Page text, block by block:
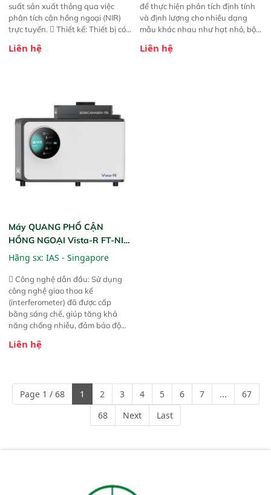
suất sản xuất thông qua việc
phân tích cận hồng ngoại (NIR)
trực tuyến.  Thiết kế: Thiết bị có
hỗ trợ tản nhiệt tăng cường và đã
liệu để tăng chỉ số ROI cho doanh
nghiệp.
Liên hệ
để thực hiện phân tích định tính
và định lượng cho nhiều dạng
mẫu khác nhau như hạt nhỏ, bột,
này cho phép bất kỳ ai cũng có
Liên hệ
Máy QUANG PHỔ CẬN
HỒNG NGOẠI Vista-R FT-NIR
(Vista-R FT-NIR Analyzer)
Hãng sx: IAS - Singapore
 Công nghệ dẫn đầu: Sử dụng
công nghệ giao thoa kế
(interferometer) đã được cấp
bằng sáng chế, giúp tăng khả
năng chống nhiễu, đảm bảo độ
Phạm vi ứng dụng rộng: Đáp ứng
ngành công nghiệp khác nhau. 
Độ nhạy cao: Trang bị đầu dò
InGaAs độ nhạy cao, cung cấp
phản hồi phổ tuyến tính đầy đủ,
đảm bảo độ chính xác và khả
Liên hệ
Page 1 / 68 1 2 3 4 5 6 7 ...
67
68
Next Last